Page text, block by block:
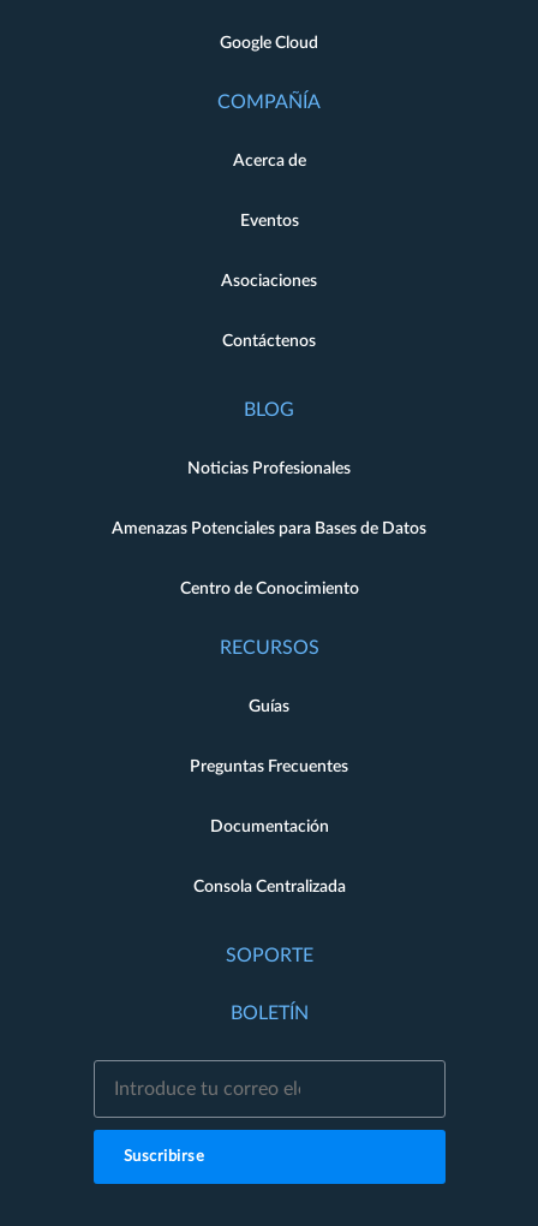
Google Cloud
COMPAÑÍA
Acerca de
Eventos
Asociaciones
Contáctenos
BLOG
Noticias Profesionales
Amenazas Potenciales para Bases de Datos
Centro de Conocimiento
RECURSOS
Guías
Preguntas Frecuentes
Documentación
Consola Centralizada
SOPORTE
BOLETÍN
Suscribirse